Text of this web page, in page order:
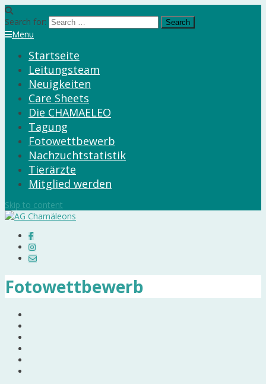
Search for:
Menu
Startseite
Leitungsteam
Neuigkeiten
Care Sheets
Die CHAMAELEO
Tagung
Fotowettbewerb
Nachzuchtstatistik
Tierärzte
Mitglied werden
Skip to content
Fotowettbewerb